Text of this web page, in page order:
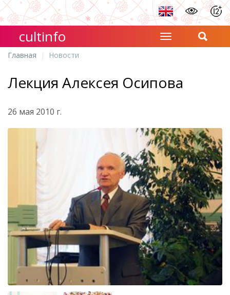
cultinfo
Главная Новости
Лекция Алексея Осипова
26 мая 2010 г.